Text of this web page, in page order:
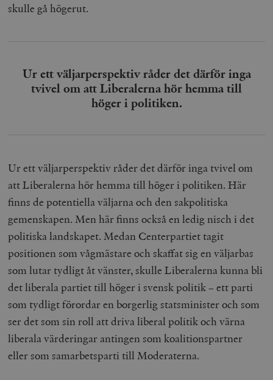
skulle gå högerut.
Ur ett väljarperspektiv råder det därför inga
tvivel om att Liberalerna hör hemma till
höger i politiken.
Ur ett väljarperspektiv råder det därför inga tvivel om
att Liberalerna hör hemma till höger i politiken. Här
finns de potentiella väljarna och den sakpolitiska
gemenskapen. Men här finns också en ledig nisch i det
politiska landskapet. Medan Centerpartiet tagit
positionen som vågmästare och skaffat sig en väljarbas
som lutar tydligt åt vänster, skulle Liberalerna kunna bli
det liberala partiet till höger i svensk politik – ett parti
som tydligt förordar en borgerlig statsminister och som
ser det som sin roll att driva liberal politik och värna
liberala värderingar antingen som koalitionspartner
eller som samarbetsparti till Moderaterna.